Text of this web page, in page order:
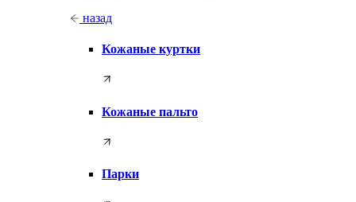
назад
Кожаные куртки
Кожаные пальто
Парки